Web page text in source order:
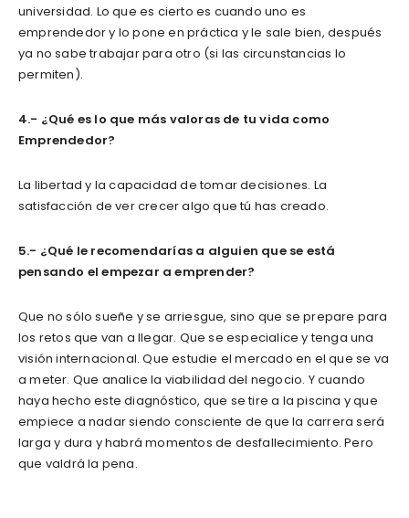
universidad. Lo que es cierto es cuando uno es
emprendedor y lo pone en práctica y le sale bien, después
ya no sabe trabajar para otro (si las circunstancias lo
permiten).
4.- ¿Qué es lo que más valoras de tu vida como
Emprendedor?
La libertad y la capacidad de tomar decisiones. La
satisfacción de ver crecer algo que tú has creado.
5.- ¿Qué le recomendarías a alguien que se está
pensando el empezar a emprender?
Que no sólo sueñe y se arriesgue, sino que se prepare para
los retos que van a llegar. Que se especialice y tenga una
visión internacional. Que estudie el mercado en el que se va
a meter. Que analice la viabilidad del negocio. Y cuando
haya hecho este diagnóstico, que se tire a la piscina y que
empiece a nadar siendo consciente de que la carrera será
larga y dura y habrá momentos de desfallecimiento. Pero
que valdrá la pena.